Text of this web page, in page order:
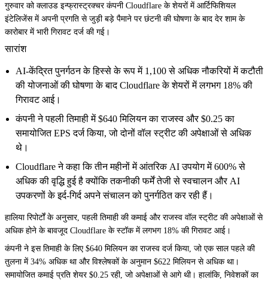
गुरुवार को क्लाउड इन्फ्रास्ट्रक्चर कंपनी Cloudflare के शेयरों में आर्टिफिशियल
इंटेलिजेंस में अपनी प्रगति से जुड़ी बड़े पैमाने पर छंटनी की घोषणा के बाद देर शाम के
कारोबार में भारी गिरावट दर्ज की गई।
सारांश
AI-केंद्रित पुनर्गठन के हिस्से के रूप में 1,100 से अधिक नौकरियों में कटौती
की योजनाओं की घोषणा के बाद Cloudflare के शेयरों में लगभग 18% की
गिरावट आई।
कंपनी ने पहली तिमाही में $640 मिलियन का राजस्व और $0.25 का
समायोजित EPS दर्ज किया, जो दोनों वॉल स्ट्रीट की अपेक्षाओं से अधिक
थे।
Cloudflare ने कहा कि तीन महीनों में आंतरिक AI उपयोग में 600% से
अधिक की वृद्धि हुई है क्योंकि तकनीकी फर्में तेजी से स्वचालन और AI
उपकरणों के इर्द-गिर्द अपने संचालन को पुनर्गठित कर रही हैं।
हालिया रिपोर्टों के अनुसार, पहली तिमाही की कमाई और राजस्व वॉल स्ट्रीट की अपेक्षाओं से
अधिक होने के बावजूद Cloudflare के स्टॉक में लगभग 18% की गिरावट आई।
कंपनी ने इस तिमाही के लिए $640 मिलियन का राजस्व दर्ज किया, जो एक साल पहले की
तुलना में 34% अधिक था और विश्लेषकों के अनुमान $622 मिलियन से अधिक था।
समायोजित कमाई प्रति शेयर $0.25 रही, जो अपेक्षाओं से आगे थी। हालांकि, निवेशकों का